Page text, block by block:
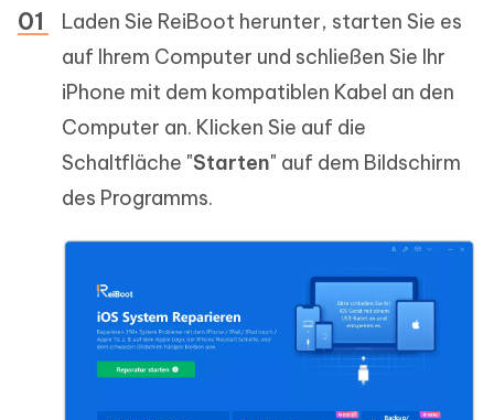
Laden Sie ReiBoot herunter, starten Sie es
auf Ihrem Computer und schließen Sie Ihr
iPhone mit dem kompatiblen Kabel an den
Computer an. Klicken Sie auf die
Schaltfläche "Starten" auf dem Bildschirm
des Programms.